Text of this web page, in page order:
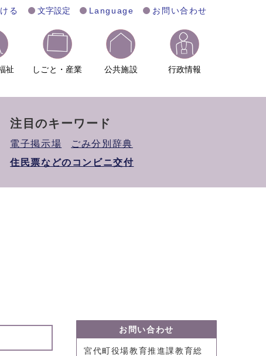
る 文字設定 Language お問い合わせ
祉 しごと・産業 公共施設 行政情報
注目のキーワード
電子掲示場
ごみ分別辞典
住民票などのコンビニ交付
お問い合わせ
宮代町役場教育推進課教育総